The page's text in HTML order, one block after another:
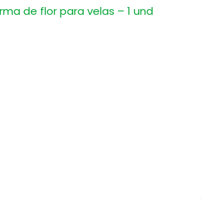
de flor para velas – 1 und